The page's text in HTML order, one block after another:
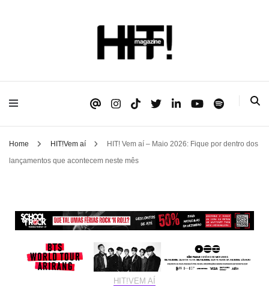
HIT!Magazine
Home HIT!Vem aí
HIT! Vem aí – Maio 2026: Fique por dentro dos
lançamentos que acontecem neste mês
HIT!VEM AÍ